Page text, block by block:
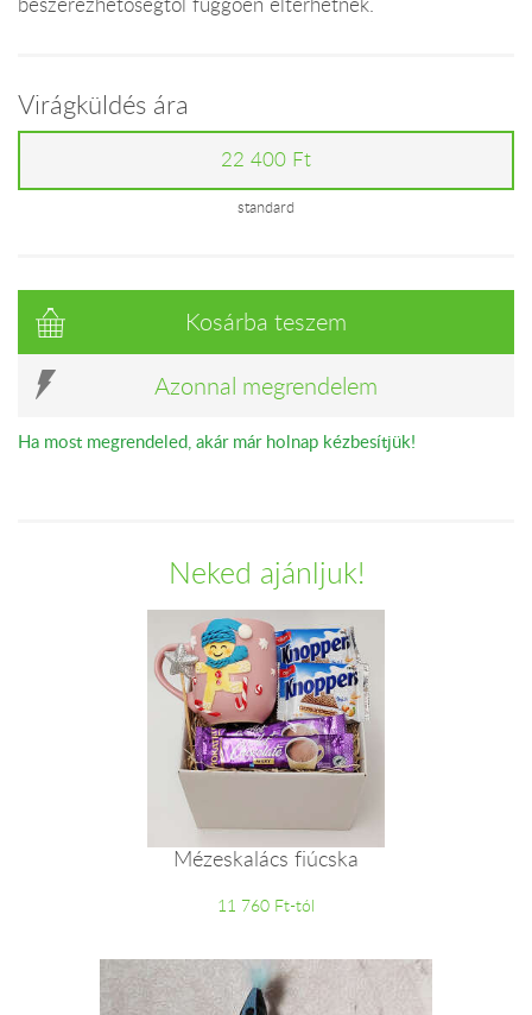
Virágküldés ára
22 400 Ft
standard
Kosárba teszem
Azonnal megrendelem
Ha most megrendeled, akár már holnap kézbesítjük!
Neked ajánljuk!
Mézeskalács fiúcska
11 760 Ft-tól